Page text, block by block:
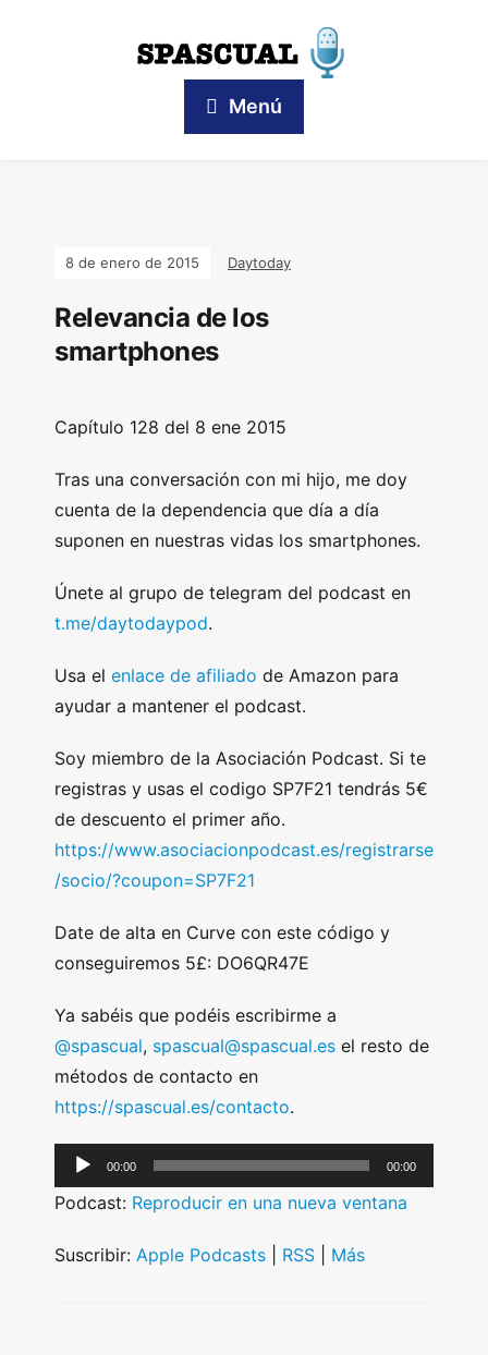
Menú
8 de enero de 2015 Daytoday
Relevancia de los
smartphones
Capítulo 128 del 8 ene 2015
Tras una conversación con mi hijo, me doy
cuenta de la dependencia que día a día
suponen en nuestras vidas los smartphones.
Únete al grupo de telegram del podcast en
t.me/daytodaypod.
Usa el enlace de afiliado de Amazon para
ayudar a mantener el podcast.
Soy miembro de la Asociación Podcast. Si te
registras y usas el codigo SP7F21 tendrás 5€
de descuento el primer año.
https://www.asociacionpodcast.es/registrarse
/socio/?coupon=SP7F21
Date de alta en Curve con este código y
conseguiremos 5£: DO6QR47E
Ya sabéis que podéis escribirme a
@spascual, spascual@spascual.es el resto de
métodos de contacto en
https://spascual.es/contacto.
u
i
00:00 00:00
Podcast: Reproducir en una nueva ventana
Suscribir: Apple Podcasts RSS Más